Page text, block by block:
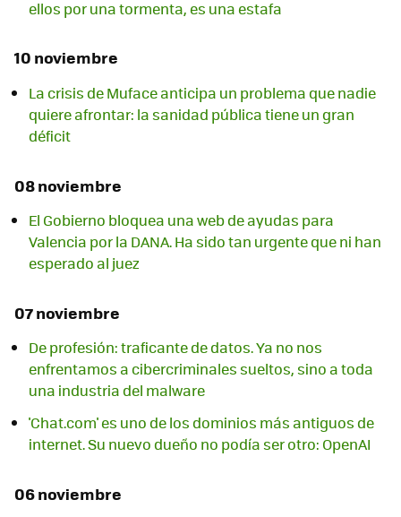
ellos por una tormenta, es una estafa
10 noviembre
La crisis de Muface anticipa un problema que nadie
quiere afrontar: la sanidad pública tiene un gran
déficit
08 noviembre
El Gobierno bloquea una web de ayudas para
Valencia por la DANA. Ha sido tan urgente que ni han
esperado al juez
07 noviembre
De profesión: traficante de datos. Ya no nos
enfrentamos a cibercriminales sueltos, sino a toda
una industria del malware
'Chat.com' es uno de los dominios más antiguos de
internet. Su nuevo dueño no podía ser otro: OpenAI
06 noviembre